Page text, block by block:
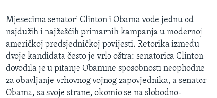
O GLASU AMERIKE
Learning English
PRATITE NAS
Mjesecima senatori Clinton i Obama vode jednu od
najdužih i najžešćih primarnih kampanja u modernoj
američkoj predsjedničkoj povijesti. Retorika između
dvoje kandidata često je vrlo oštra: senatorica Clinton
dovodila je u pitanje Obamine sposobnosti neophodne
za obavljanje vrhovnog vojnog zapovjednika, a senator
Obama, sa svoje strane, okomio se na slobodno-